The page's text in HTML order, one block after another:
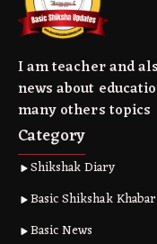
I am teacher and
news about
many others topics
Category
Shikshak Diary
Basic Shikshak Khabar
Basic News